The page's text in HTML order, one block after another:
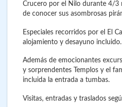
Crucero por el Nilo durante 4/3
de conocer sus asombrosas
Especiales recorridos por el El
alojamiento y desayuno incluido.
Además de emocionantes
y sorprendentes Templos y el
incluida la entrada a tumbas.
Visitas, entradas y traslados